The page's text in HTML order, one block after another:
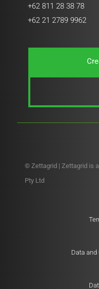
+62 811 28 38 78
+62 21 2789 9962
© Zettagrid | Zettagrid is
Pty Ltd
Data